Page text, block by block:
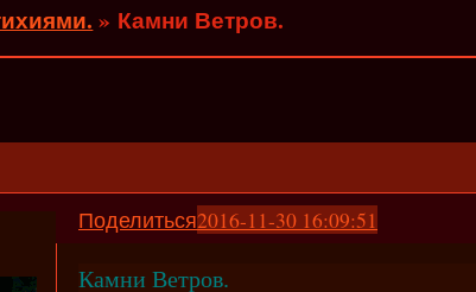
» Камни Ветров.
Поделиться2016-11-30 16:09:51
Камни Ветров.